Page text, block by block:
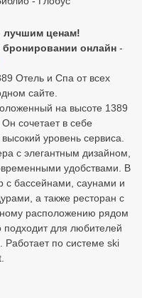
лучшим ценам!
бронировании онлайн -
Отель и Спа от всех
сайте.
на высоте 1389
сочетает в себе
уровень сервиса.
с элегантным дизайном,
удобствами. В
с бассейнами, саунами и
а также ресторан с
расположению рядом
для любителей
Работает по системе ski